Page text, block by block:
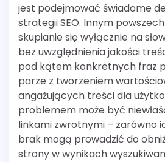
jest podejmować świadome
strategii SEO. Innym
skupianie się wyłącznie na
bez uwzględnienia jakości
pod kątem konkretnych fraz
parze z tworzeniem
angażujących treści dla
problemem może być
linkami zwrotnymi – zarówno
brak mogą prowadzić do
strony w wynikach